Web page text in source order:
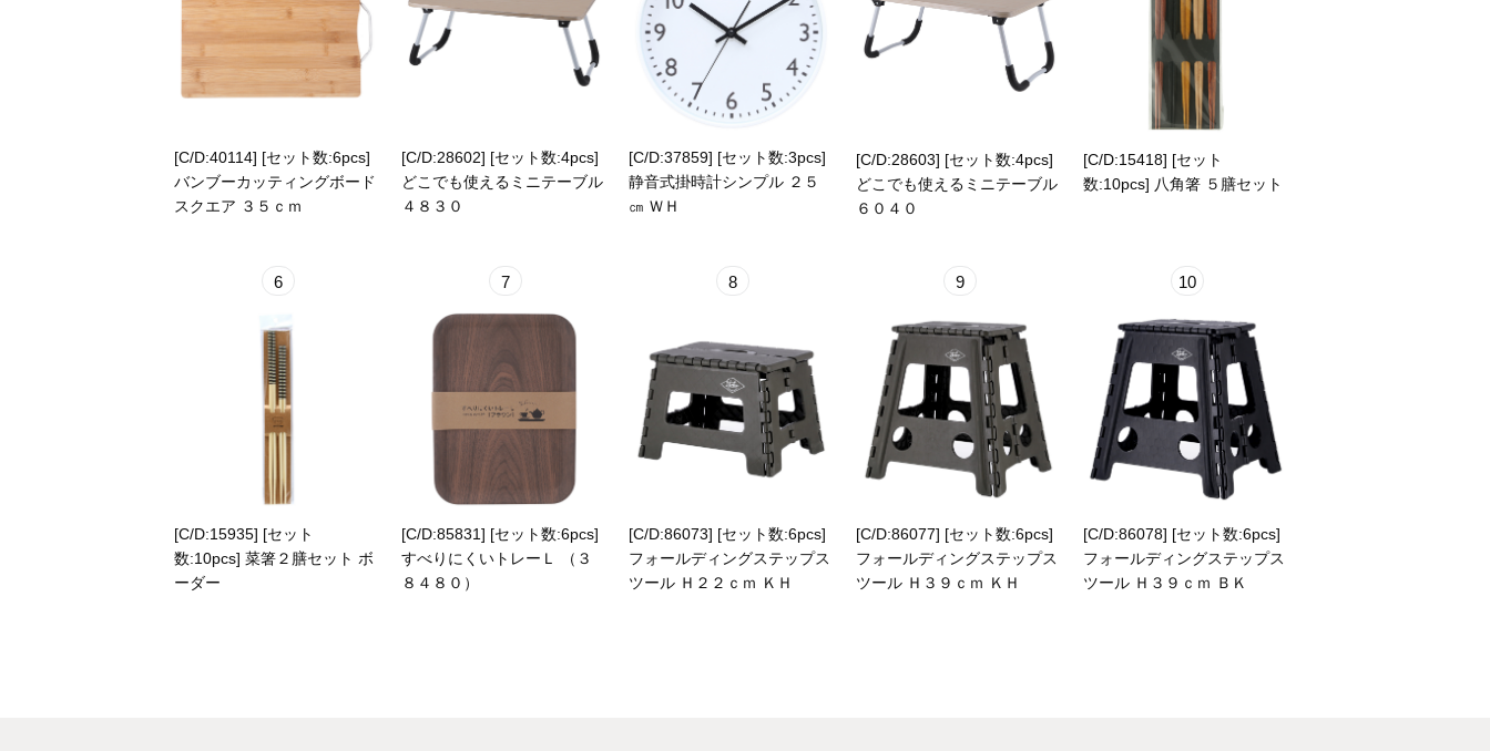
[C/D:40114] [セット数:6pcs]
バンブーカッティングボード
スクエア ３５ｃｍ
[C/D:28602] [セット数:4pcs]
どこでも使えるミニテーブル
４８３０
[C/D:37859] [セット数:3pcs]
静音式掛時計シンプル ２５
㎝ ＷＨ
[C/D:28603] [セット数:4pcs]
どこでも使えるミニテーブル
６０４０
[C/D:15418] [セット
数:10pcs] 八角箸 ５膳セット
6
[C/D:15935] [セット
数:10pcs] 菜箸２膳セット ボ
ーダー
7
[C/D:85831] [セット数:6pcs]
すべりにくいトレーＬ （３
８４８０）
8
[C/D:86073] [セット数:6pcs]
フォールディングステップス
ツール Ｈ２２ｃｍ ＫＨ
9
[C/D:86077] [セット数:6pcs]
フォールディングステップス
ツール Ｈ３９ｃｍ ＫＨ
10
[C/D:86078] [セット数:6pcs]
フォールディングステップス
ツール Ｈ３９ｃｍ ＢＫ